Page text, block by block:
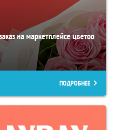
на маркетплейсе цветов
ПОДРОБНЕЕ